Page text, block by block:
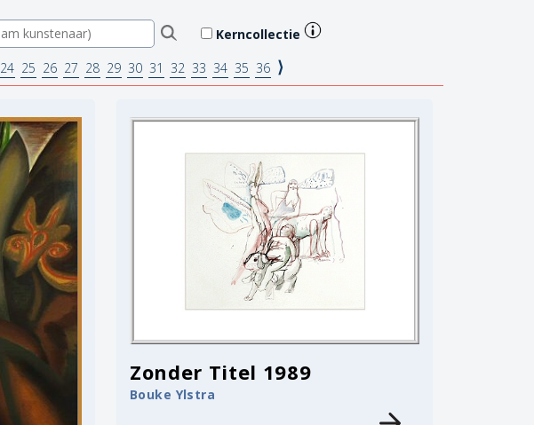
Kerncollectie
24 25 26 27 28 29 30 31 32 33 34 35 36 ⟩
Zonder Titel 1989
Bouke Ylstra